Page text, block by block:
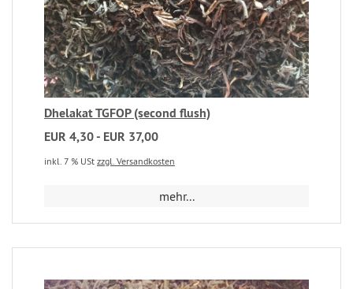
Dhelakat TGFOP (second flush)
EUR 4,30 - EUR 37,00
inkl. 7 % USt zzgl. Versandkosten
mehr...